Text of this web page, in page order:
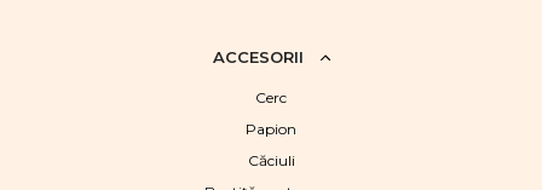
ACCESORII
Cerc
Papion
Căciuli